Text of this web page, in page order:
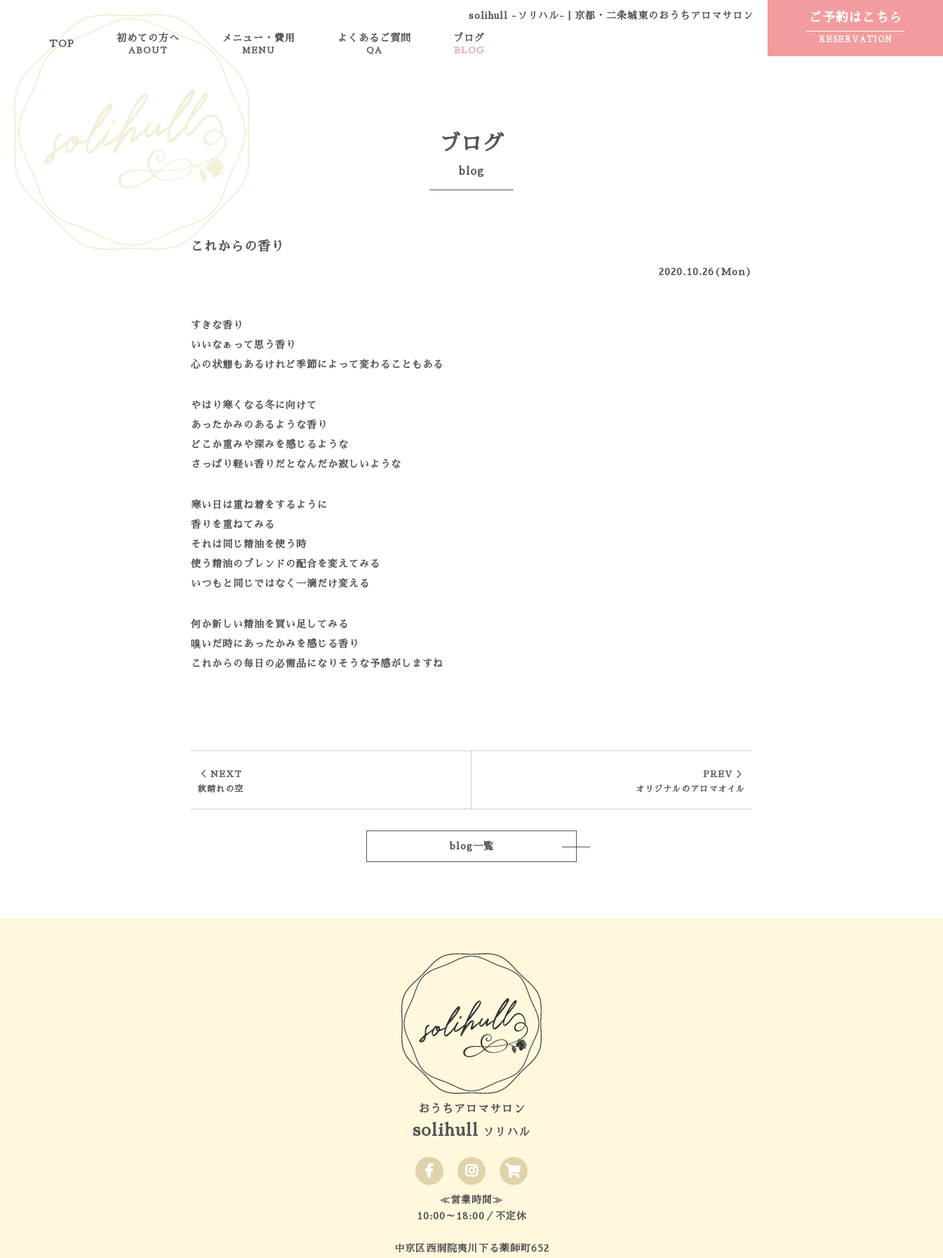
solihull -ソリハル- 京都・二条城東のおうちアロマサロン ご予約はこちら
RESERVATION
TOP
初めての方へ
ABOUT
メニュー・費用
MENU
よくあるご質問
QA
ブログ
BLOG
ブログ
blog
これからの香り
2020.10.26(Mon)
すきな香り
いいなぁって思う香り
心の状態もあるけれど季節によって変わることもある
やはり寒くなる冬に向けて
あったかみのあるような香り
どこか重みや深みを感じるような
さっぱり軽い香りだとなんだか寂しいような
寒い日は重ね着をするように
香りを重ねてみる
それは同じ精油を使う時
使う精油のブレンドの配合を変えてみる
いつもと同じではなく一滴だけ変える
何か新しい精油を買い足してみる
嗅いだ時にあったかみを感じる香り
これからの毎日の必需品になりそうな予感がしますね
＜ NEXT
秋晴れの空
PREV ＞
オリジナルのアロマオイル
blog一覧
おうちアロマサロン
solihull ソリハル
≪営業時間≫
10:00～18:00／不定休
中京区西洞院夷川下る薬師町652